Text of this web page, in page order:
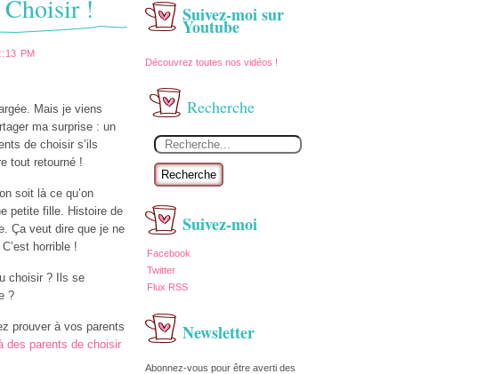
Suivez-moi sur
Youtube
Découvrez toutes nos vidéos !
Recherche
Recherche
Suivez-moi
Facebook
Twitter
Flux RSS
Newsletter
Abonnez-vous pour être averti des
Choisir !
PM
Mais je viens
ma surprise : un
de choisir s’ils
tout retourné !
soit là ce qu’on
petite fille. Histoire de
Ça veut dire que je ne
horrible !
choisir ? Ils se
?
prouver à vos parents
des parents de choisir